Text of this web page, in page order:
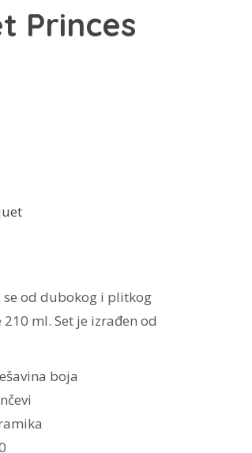
Princes
se od dubokog i plitkog
ml. Set je izrađen od
boja